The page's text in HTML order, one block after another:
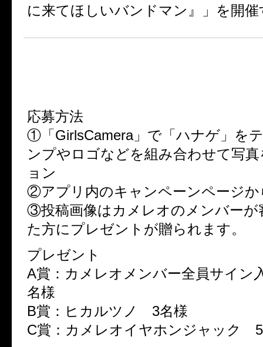
に来てほしいバンドマン』」を開催
応募方法
①「GirlsCamera」で「ハナゲ」を
ンプやロゴなどを組み合わせて写
ョン
②アプリ内のキャンペーンページか
③投稿画像はカメレオのメンバーが
た方にプレゼントが贈られます。
プレゼント
A賞：カメレオメンバー全員サイ
名様
B賞：ヒカルツノ 3名様
C賞：カメレオイヤホンジャック